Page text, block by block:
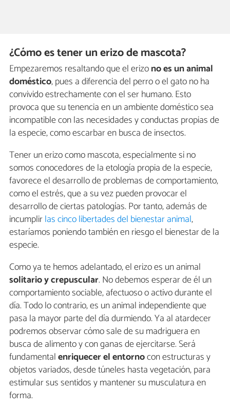
¿Cómo es tener un erizo de mascota?
Empezaremos resaltando que el erizono es un animal
doméstico, pues a diferencia del perro o el gato no ha
convivido estrechamente con el ser humano. Esto
provoca que su tenencia en un ambiente doméstico sea
incompatible con las necesidades y conductas propias de
la especie, como escarbar en busca de insectos.
Tener un erizo como mascota, especialmente si no
somos conocedores de la etología propia de la especie,
favorece el desarrollo de problemas de comportamiento,
como el estrés, que a su vez pueden provocar el
desarrollo de ciertas patologías. Por tanto, además de
incumplirlas cinco libertades del bienestar animal,
estaríamos poniendo también en riesgo el bienestar de la
especie.
Como ya te hemos adelantado, el erizo es un animal
solitario y crepuscular. No debemos esperar de él un
comportamiento sociable, afectuoso o activo durante el
día. Todo lo contrario, es un animal independiente que
pasa la mayor parte del día durmiendo. Ya al atardecer
podremos observar cómo sale de su madriguera en
busca de alimento y con ganas de ejercitarse. Será
fundamentalenriquecer el entornocon estructuras y
objetos variados, desde túneles hasta vegetación, para
estimular sus sentidos y mantener su musculatura en
forma.